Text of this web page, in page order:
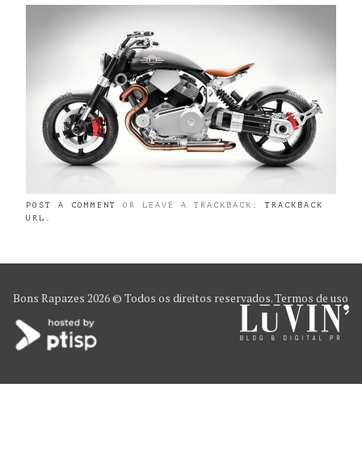
POST A COMMENT OR LEAVE A TRACKBACK: TRACKBACK
URL .
Bons Rapazes 2026 © Todos os direitos reservados.Termos de uso